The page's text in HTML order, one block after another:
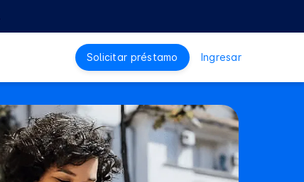
Solicitar préstamo Ingresar